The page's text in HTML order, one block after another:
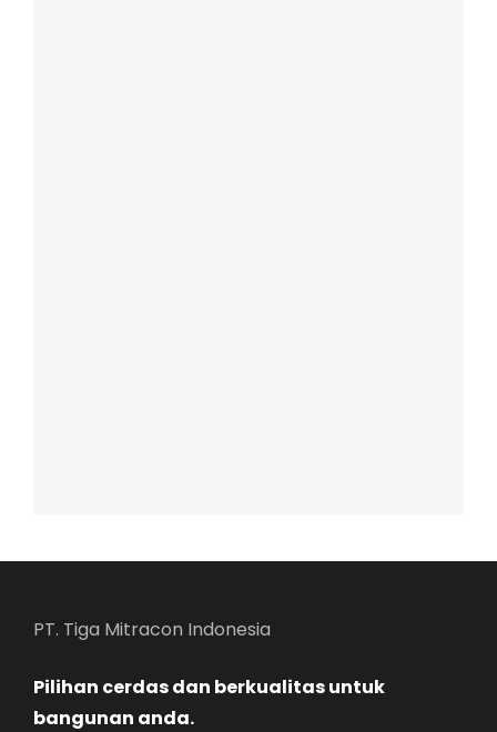
PT. Tiga Mitracon Indonesia
Pilihan cerdas dan berkualitas untuk
bangunan anda.